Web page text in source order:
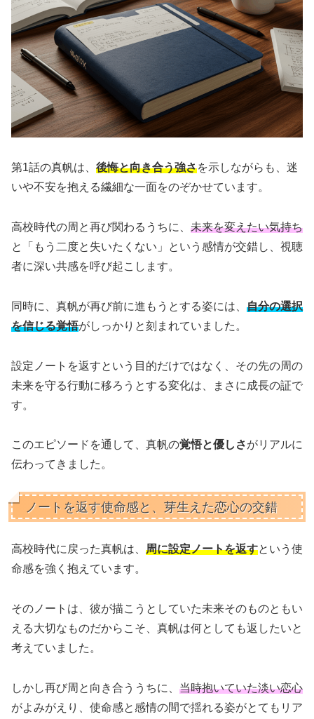
第1話の真帆は、 後悔と向き合う強さを示しながらも、迷
いや不安を抱える繊細な一面をのぞかせています。
高校時代の周と再び関わるうちに、 未来を変えたい気持ち
と「もう二度と失いたくない」という感情が交錯し、視聴
者に深い共感を呼び起こします。
同時に、真帆が再び前に進もうとする姿には、 自分の選択
を信じる覚悟がしっかりと刻まれていました。
設定ノートを返すという目的だけではなく、その先の周の
未来を守る行動に移ろうとする変化は、まさに成長の証で
す。
このエピソードを通して、真帆の覚悟と優しさがリアルに
伝わってきました。
ノートを返す使命感と、芽生えた恋心の交錯
高校時代に戻った真帆は、 周に設定ノートを返すという使
命感を強く抱えています。
そのノートは、彼が描こうとしていた未来そのものともい
える大切なものだからこそ、真帆は何としても返したいと
考えていました。
しかし再び周と向き合ううちに、 当時抱いていた淡い恋心
がよみがえり、使命感と感情の間で揺れる姿がとてもリア